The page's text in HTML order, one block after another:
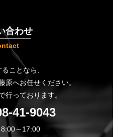
合わせ
ことなら、
原へお任せください。
行っております。
41-9043
～17:00